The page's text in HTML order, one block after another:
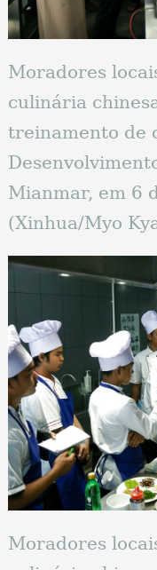
Moradores
culinária
treinamento de
Mianmar, em 6
(Xinhua/Myo
Moradores